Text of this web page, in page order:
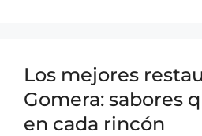
Los mejores
Gomera: sabores
en cada rincón